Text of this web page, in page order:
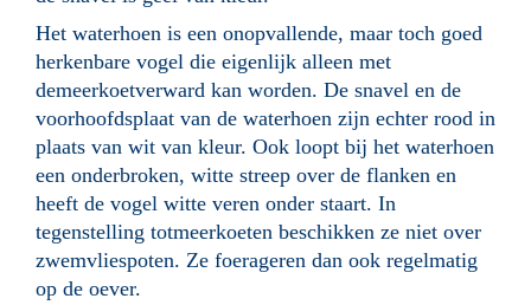
Het waterhoen is een onopvallende, maar toch goed
herkenbare vogel die eigenlijk alleen met
demeerkoetverward kan worden. De snavel en de
voorhoofdsplaat van de waterhoen zijn echter rood in
plaats van wit van kleur. Ook loopt bij het waterhoen
een onderbroken, witte streep over de flanken en
heeft de vogel witte veren onder staart. In
tegenstelling totmeerkoeten beschikken ze niet over
zwemvliespoten. Ze foerageren dan ook regelmatig
op de oever.